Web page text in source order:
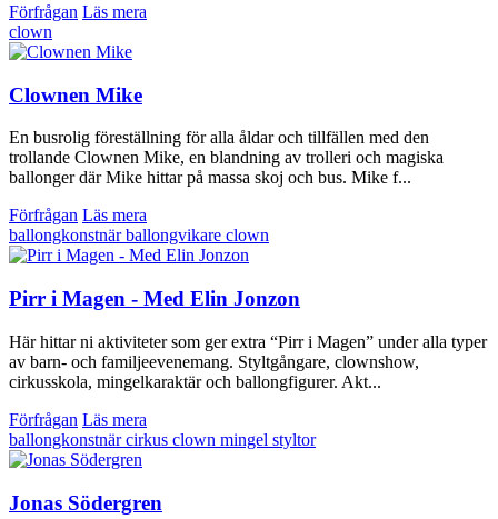
Förfrågan Läs mera
clown
Clownen Mike
En busrolig föreställning för alla åldar och tillfällen med den
trollande Clownen Mike, en blandning av trolleri och magiska
ballonger där Mike hittar på massa skoj och bus. Mike f...
Förfrågan Läs mera
ballongkonstnärballongvikare clown
Pirr i Magen - Med Elin Jonzon
Här hittar ni aktiviteter som ger extra “Pirr i Magen” under alla typer
av barn- och familjeevenemang. Styltgångare, clownshow,
cirkusskola, mingelkaraktär och ballongfigurer. Akt...
Förfrågan Läs mera
ballongkonstnärcirkus clown mingel styltor
Jonas Södergren